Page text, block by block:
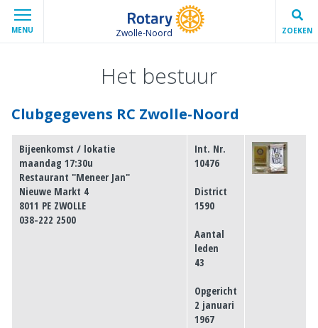
MENU Zwolle-Noord ZOEKEN
Het bestuur
Clubgegevens RC Zwolle-Noord
Bijeenkomst / lokatie
maandag 17:30u
Restaurant "Meneer Jan"
Nieuwe Markt 4
8011 PE ZWOLLE
038-222 2500
Int. Nr.
10476
District
1590
Aantal
leden
43
Opgericht
2 januari
1967